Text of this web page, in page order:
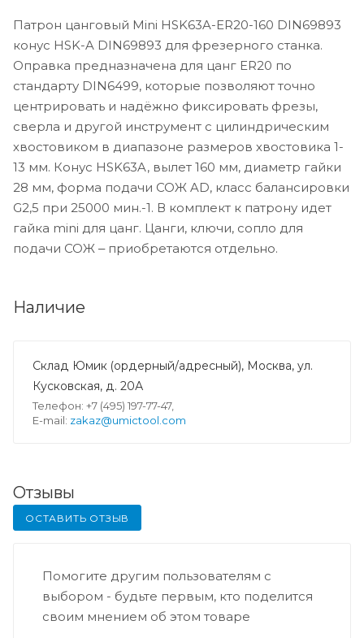
Патрон цанговый Mini HSK63A-ER20-160 DIN69893
конус HSK-A DIN69893 для фрезерного станка.
Оправка предназначена для цанг ER20 по
стандарту DIN6499, которые позволяют точно
центрировать и надёжно фиксировать фрезы,
сверла и другой инструмент с цилиндрическим
хвостовиком в диапазоне размеров хвостовика 1-
13 мм. Конус HSK63A, вылет 160 мм, диаметр гайки
28 мм, форма подачи СОЖ AD, класс балансировки
G2,5 при 25000 мин.-1. В комплект к патрону идет
гайка mini для цанг. Цанги, ключи, сопло для
подачи СОЖ ‒ приобретаются отдельно.
Наличие
Склад Юмик (ордерный/адресный), Москва, ул.
Кусковская, д. 20А
Телефон: +7 (495) 197-77-47,
E-mail: zakaz@umictool.com
Отзывы
ОСТАВИТЬ ОТЗЫВ
Помогите другим пользователям с
выбором - будьте первым, кто поделится
своим мнением об этом товаре